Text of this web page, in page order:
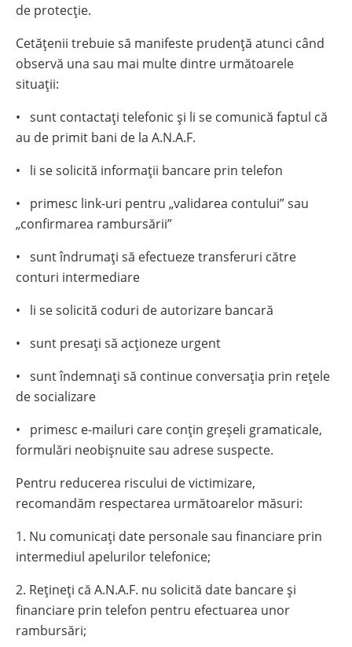
de protecție.
Cetățenii trebuie să manifeste prudență atunci când
observă una sau mai multe dintre următoarele
situații:
• sunt contactați telefonic și li se comunică faptul că
au de primit bani de la A.N.A.F.
• li se solicită informații bancare prin telefon
• primesc link-uri pentru „validarea contului” sau
„confirmarea rambursării”
• sunt îndrumați să efectueze transferuri către
conturi intermediare
• li se solicită coduri de autorizare bancară
• sunt presați să acționeze urgent
• sunt îndemnați să continue conversația prin rețele
de socializare
• primesc e-mailuri care conțin greșeli gramaticale,
formulări neobișnuite sau adrese suspecte.
Pentru reducerea riscului de victimizare,
recomandăm respectarea următoarelor măsuri:
1. Nu comunicați date personale sau financiare prin
intermediul apelurilor telefonice;
2. Rețineți că A.N.A.F. nu solicită date bancare și
financiare prin telefon pentru efectuarea unor
rambursări;